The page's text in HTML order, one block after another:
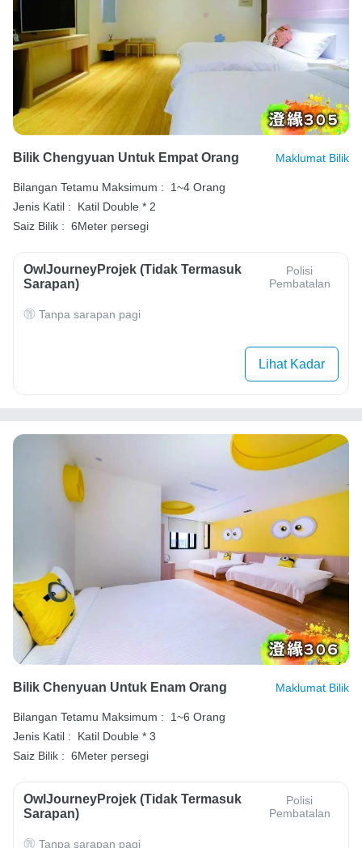
Bilik Chengyuan Untuk Empat Orang Maklumat Bilik
Bilangan Tetamu Maksimum :
1~4 Orang
Jenis Katil :
Katil Double * 2
Saiz Bilik : 6Meter persegi
OwlJourneyProjek (Tidak Termasuk
Sarapan)
Polisi
Pembatalan
Tanpa sarapan pagi
Lihat Kadar
Bilik Chenyuan Untuk Enam Orang Maklumat Bilik
Bilangan Tetamu Maksimum :
1~6 Orang
Jenis Katil :
Katil Double * 3
Saiz Bilik : 6Meter persegi
OwlJourneyProjek (Tidak Termasuk
Sarapan)
Polisi
Pembatalan
Tanpa sarapan pagi